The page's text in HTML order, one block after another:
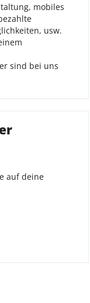
mobiles
usw.
sind bei uns
auf deine